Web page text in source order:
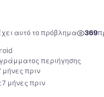
αυτό το πρόβλημα 369
περιήγησης
μήνες πριν
7 μήνες πριν